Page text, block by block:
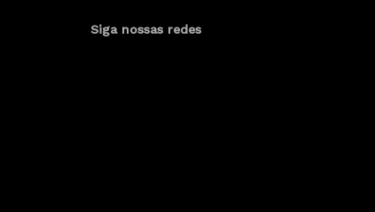
Siga nossas redes